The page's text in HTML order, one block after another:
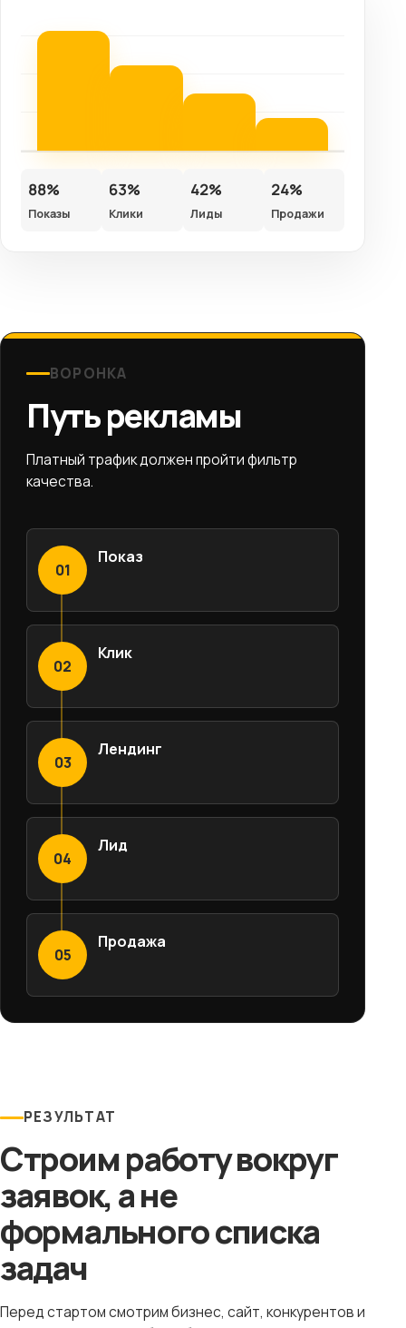
88%
Показы
63%
Клики
42%
Лиды
24%
Продажи
ВОРОНКА
Путь рекламы
Платный трафик должен пройти фильтр
качества.
01
Показ
02
Клик
03
Лендинг
04
Лид
05
Продажа
РЕЗУЛЬТАТ
Строим работу вокруг
заявок, а не
формального списка
задач
Перед стартом смотрим бизнес, сайт, конкурентов и